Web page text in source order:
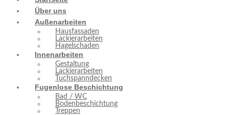
Über uns
Außenarbeiten
Hausfassaden
Lackierarbeiten
Hagelschaden
Innenarbeiten
Gestaltung
Lackierarbeiten
Tuchspanndecken
Fugenlose Beschichtung
Bad / WC
Bodenbeschichtung
Treppen